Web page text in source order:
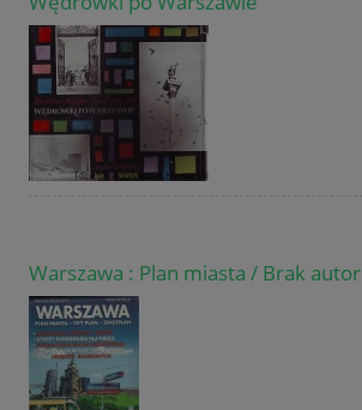
Warszawa : Plan miasta / Brak autor